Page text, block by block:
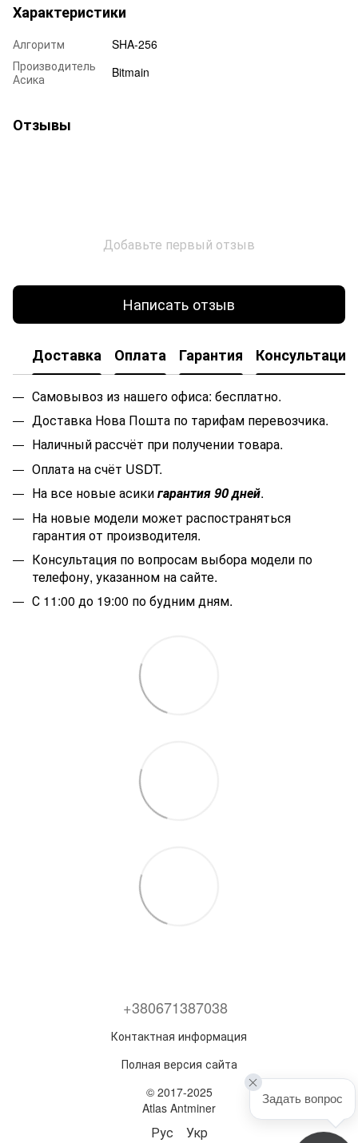
Характеристики
Алгоритм
SHA-256
Производитель
Асика
Bitmain
Отзывы
Добавьте первый отзыв
Написать отзыв
Доставка Оплата Гарантия Консультация
Самовывоз из нашего офиса: бесплатно.
Доставка Нова Пошта по тарифам перевозчика.
Наличный рассчёт при получении товара.
Оплата на счёт USDT.
На все новые асикигарантия 90 дней.
На новые модели может распостраняться
гарантия от производителя.
Консультация по вопросам выбора модели по
телефону, указанном на сайте.
С 11:00 до 19:00 по будним дням.
+380671387038
Контактная информация
Полная версия сайта
© 2017-2025
Atlas Antminer
Рус Укр
Задать вопрос